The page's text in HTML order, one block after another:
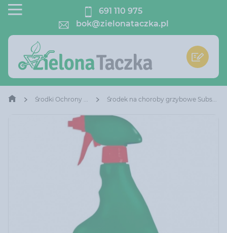
691 110 975
bok@zielonataczka.pl
Środki Ochrony Roślin Środek na choroby grzybowe Substral 750 ml